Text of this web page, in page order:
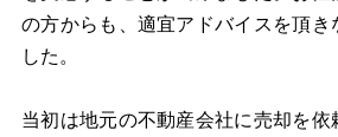
の方からも、適宜アドバイスを頂
した。
当初は地元の不動産会社に売却を